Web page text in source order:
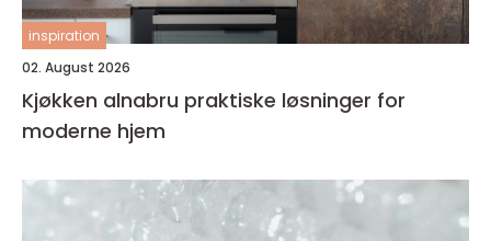
inspiration
02. August 2026
Kjøkken alnabru praktiske løsninger for
moderne hjem